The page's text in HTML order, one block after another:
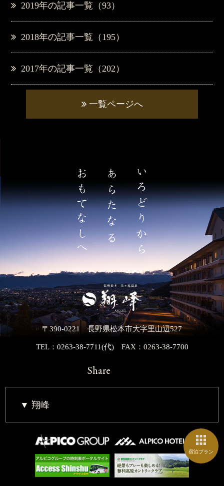
宿泊プラン
2019年の記事一覧（93）
2018年の記事一覧（195）
2017年の記事一覧（202）
一覧ページへ
〒390-0221 長野県松本市大字里山辺527
TEL：0263-38-7711(代)FAX：0263-38-7700
Share
翔峰